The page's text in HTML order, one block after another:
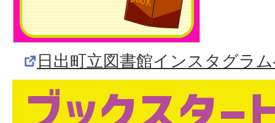
日出町立図書館インスタグラ